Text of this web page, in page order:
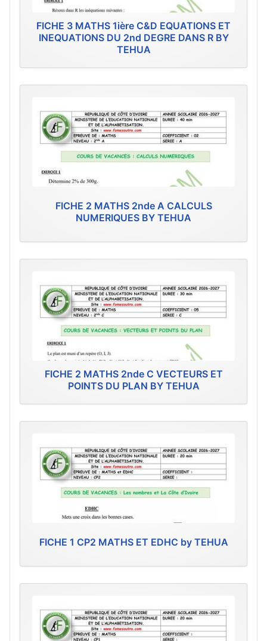
FICHE 3 MATHS 1ière C&D EQUATIONS ET
INEQUATIONS DU 2nd DEGRE DANS R BY
TEHUA
FICHE 2 MATHS 2nde A CALCULS
NUMERIQUES BY TEHUA
FICHE 2 MATHS 2nde C VECTEURS ET
POINTS DU PLAN BY TEHUA
FICHE 1 CP2 MATHS ET EDHC by TEHUA